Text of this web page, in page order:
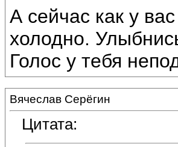
А сейчас как у
холодно.
Голос у тебя
Вячеслав Серёгин
Цитата: